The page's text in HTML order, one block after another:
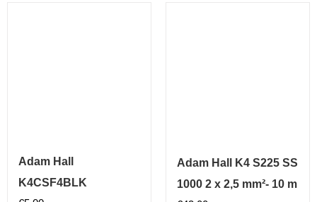
Adam Hall
K4CSF4BLK
Adam Hall K4 S225 SS
1000 2 x 2,5 mm²- 10 m